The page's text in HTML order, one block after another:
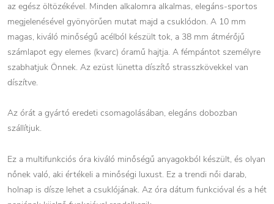
az egész öltözékével. Minden alkalomra alkalmas, elegáns-sportos
megjelenésével gyönyörűen mutat majd a csuklódon. A 10 mm
magas, kiváló minőségű acélból készült tok, a 38 mm átmérőjű
számlapot egy elemes (kvarc) óramű hajtja. A fémpántot személyre
szabhatjuk Önnek. Az ezüst lünetta díszítő strasszkövekkel van
díszítve.
Az órát a gyártó eredeti csomagolásában, elegáns dobozban
szállítjuk.
Ez a multifunkciós óra kiváló minőségű anyagokból készült, és olyan
nőnek való, aki értékeli a minőségi luxust. Ez a trendi női darab,
holnap is dísze lehet a csuklójának. Az óra dátum funkcióval és a hét